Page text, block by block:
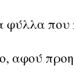
φύλλα που
αφού